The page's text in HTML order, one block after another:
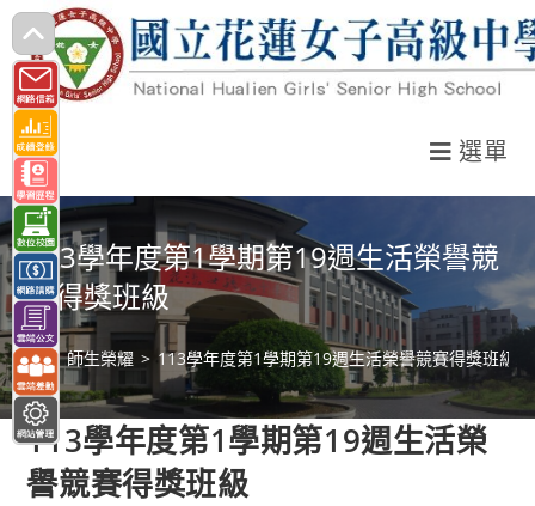
跳
轉
至
主
要
內
容
選單
113學年度第1學期第19週生活榮譽競
賽得獎班級
> 師生榮耀 > 113學年度第1學期第19週生活榮譽競賽得獎班級
113學年度第1學期第19週生活榮
譽競賽得獎班級